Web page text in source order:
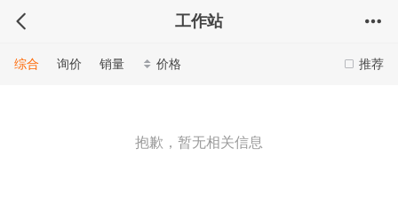
工作站
推荐
综合 询价 销量 价格
抱歉，暂无相关信息